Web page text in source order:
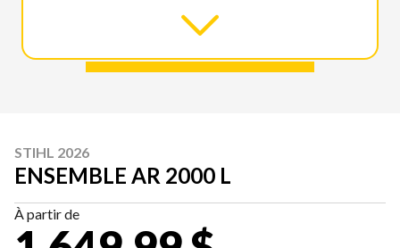
STIHL 2026
ENSEMBLE AR 2000 L
À partir de